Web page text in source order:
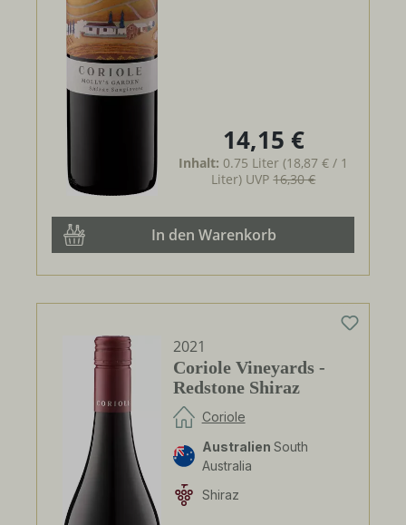
Regulärer Preis:
14,15 €
Inhalt: 0.75 Liter(18,87 € / 1
Liter) UVP16,30 €
In den Warenkorb
2021
Coriole Vineyards -
Redstone Shiraz
Coriole
Australien South
Australia
Shiraz